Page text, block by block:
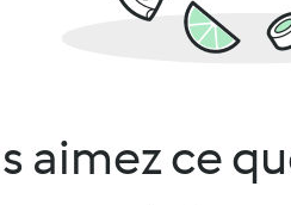
aimez ce